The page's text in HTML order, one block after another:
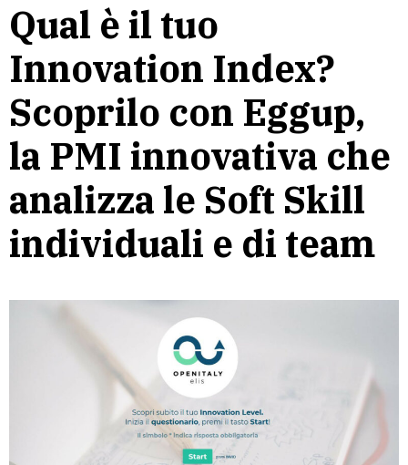
Qual è il tuo
Innovation Index?
Scoprilo con Eggup,
la PMI innovativa che
analizza le Soft Skill
individuali e di team